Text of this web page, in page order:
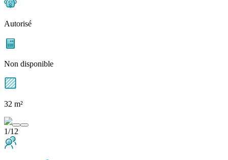
Autorisé
Non disponible
32 m²
1/12